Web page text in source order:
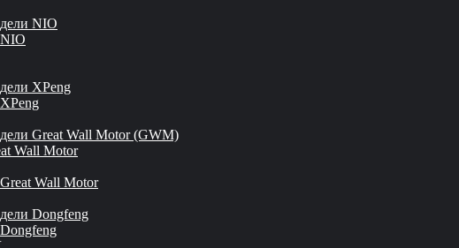
NIO
XPeng
Great Wall Motor (GWM)
Wall Motor
Wall Motor
Dongfeng